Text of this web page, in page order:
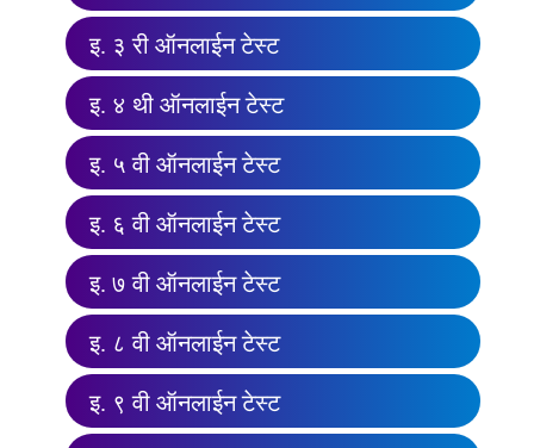
इ. ३ री ऑनलाईन टेस्ट
इ. ४ थी ऑनलाईन टेस्ट
इ. ५ वी ऑनलाईन टेस्ट
इ. ६ वी ऑनलाईन टेस्ट
इ. ७ वी ऑनलाईन टेस्ट
इ. ८ वी ऑनलाईन टेस्ट
इ. ९ वी ऑनलाईन टेस्ट